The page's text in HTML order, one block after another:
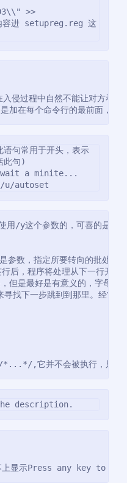
>>
进 setupreg.reg 这
侵过程中自然不能让对方看到
在每个命令行的最前面，表
此句)
wait a minite...
u/autoset
/y这个参数的，可喜的是微
数，指定所要转向的批处理
后，程序将处理从下一行开始
但是最好是有意义的，字母前
找下一步跳到到那里。经常
,它并不会被执行，只是
description.
上显示Press any key to